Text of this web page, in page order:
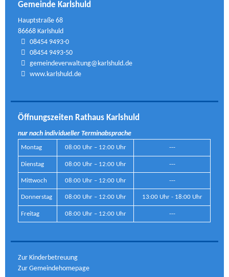
Gemeinde Karlshuld
Hauptstraße 68
86668 Karlshuld
08454 9493-0
08454 9493-50
gemeindeverwaltung@karlshuld.de
www.karlshuld.de
Öffnungszeiten Rathaus Karlshuld
nur nach individueller Terminabsprache
Montag 08:00 Uhr – 12:00 Uhr ---
Dienstag 08:00 Uhr – 12:00 Uhr ---
Mittwoch 08:00 Uhr – 12:00 Uhr ---
Donnerstag 08:00 Uhr – 12:00 Uhr 13:00 Uhr - 18:00 Uhr
Freitag 08:00 Uhr – 12:00 Uhr ---
Zur Kinderbetreuung
Zur Gemeindehomepage